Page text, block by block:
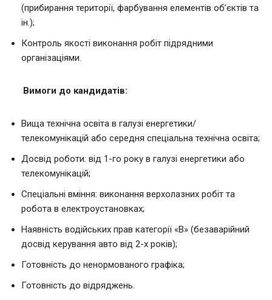
(прибирання території, фарбування елементів об’єктів та
ін.);
Контроль якості виконання робіт підрядними
організаціями.
Вимоги до кандидатів:
Вища технічна освіта в галузі енергетики/
телекомунікацій або середня спеціальна технічна освіта;
Досвід роботи: від 1-го року в галузі енергетики або
телекомунікацій;
Спеціальні вміння: виконання верхолазних робіт та
робота в електроустановках;
Наявність водійських прав категорії «В» (безаварійний
досвід керування авто від 2-х років);
Готовність до ненормованого графіка;
Готовність до відряджень.